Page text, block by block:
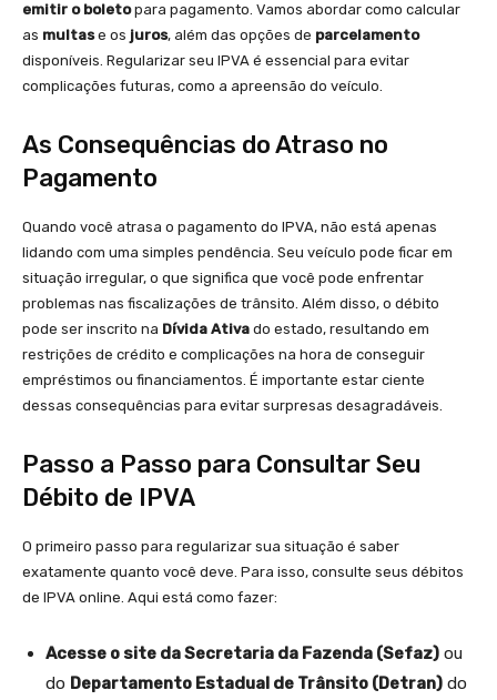
emitir o boletopara pagamento. Vamos abordar como calcular
as multase os juros, além das opções de parcelamento
disponíveis. Regularizar seu IPVA é essencial para evitar
complicações futuras, como a apreensão do veículo.
As Consequências do Atraso no
Pagamento
Quando você atrasa o pagamento do IPVA, não está apenas
lidando com uma simples pendência. Seu veículo pode ficar em
situação irregular, o que significa que você pode enfrentar
problemas nas fiscalizações de trânsito. Além disso, o débito
pode ser inscrito na Dívida Ativa do estado, resultando em
restrições de crédito e complicações na hora de conseguir
empréstimos ou financiamentos. É importante estar ciente
dessas consequências para evitar surpresas desagradáveis.
Passo a Passo para Consultar Seu
Débito de IPVA
O primeiro passo para regularizar sua situação é saber
exatamente quanto você deve. Para isso, consulte seus débitos
de IPVA online. Aqui está como fazer:
Acesse o site da Secretaria da Fazenda (Sefaz) ou
do Departamento Estadual de Trânsito (Detran) do